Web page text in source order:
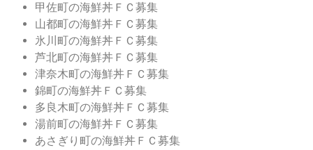
甲佐町の海鮮丼ＦＣ募集
山都町の海鮮丼ＦＣ募集
氷川町の海鮮丼ＦＣ募集
芦北町の海鮮丼ＦＣ募集
津奈木町の海鮮丼ＦＣ募集
錦町の海鮮丼ＦＣ募集
多良木町の海鮮丼ＦＣ募集
湯前町の海鮮丼ＦＣ募集
あさぎり町の海鮮丼ＦＣ募集